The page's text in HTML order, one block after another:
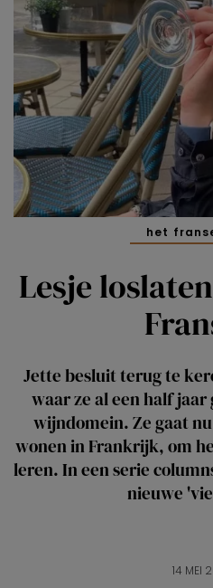
het
Lesje
Jette besluit terug te
waar ze al een half
wijndomein. Ze gaat
wonen in Frankrijk, om
leren. In een serie
nieuwe
14 MEI